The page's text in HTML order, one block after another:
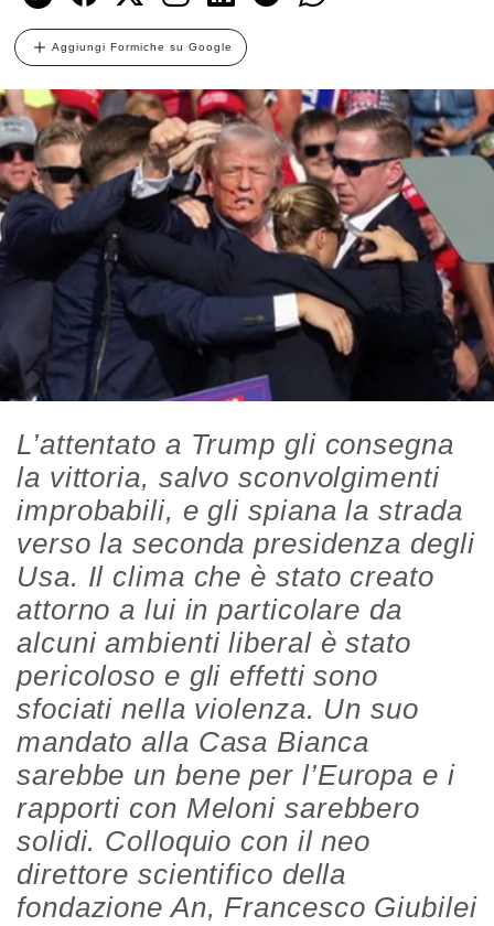
Aggiungi Formiche su Google
L’attentato a Trump gli consegna
la vittoria, salvo sconvolgimenti
improbabili, e gli spiana la strada
verso la seconda presidenza degli
Usa. Il clima che è stato creato
attorno a lui in particolare da
alcuni ambienti liberal è stato
pericoloso e gli effetti sono
sfociati nella violenza. Un suo
mandato alla Casa Bianca
sarebbe un bene per l’Europa e i
rapporti con Meloni sarebbero
solidi. Colloquio con il neo
direttore scientifico della
fondazione An, Francesco Giubilei